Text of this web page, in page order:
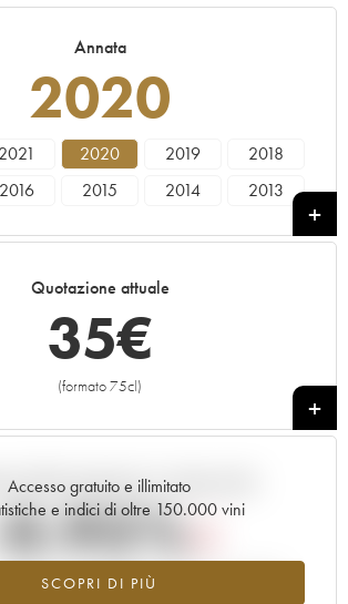
Annata
2020
2021 2020 2019
2018
2016 2015 2014
2013
2000
Quotazione attuale
35€
(formato 75cl)
+
Accesso gratuito e illimitato
e indici di oltre 150.000 vini
SCOPRI DI PIÙ
della quotazione in tempo reale
per il valore dell'annata 2020 nel 2026